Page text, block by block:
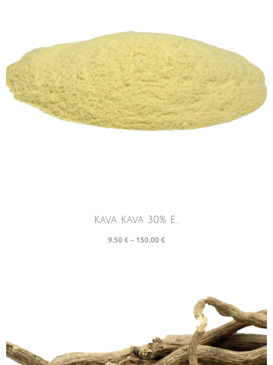
Kava Kava 30% E...
9.50€– 150.00€